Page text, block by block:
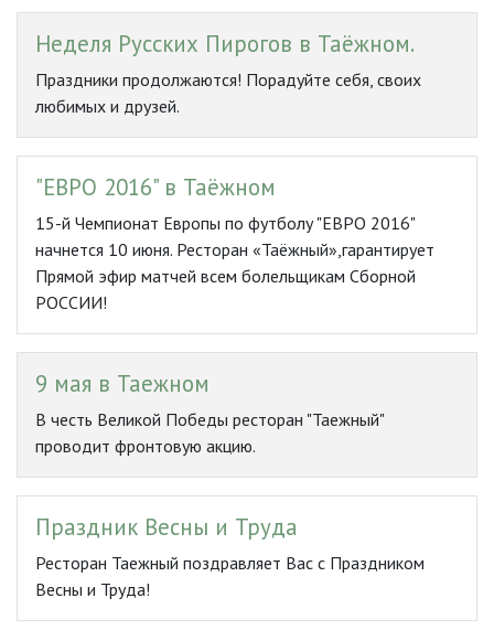
Неделя Русских Пирогов в Таёжном.
Праздники продолжаются! Порадуйте себя, своих
любимых и друзей.
"ЕВРО 2016" в Таёжном
15-й Чемпионат Европы по футболу "ЕВРО 2016"
начнется 10 июня. Ресторан «Таёжный»,гарантирует
Прямой эфир матчей всем болельщикам Сборной
РОССИИ!
9 мая в Таежном
В честь Великой Победы ресторан "Таежный"
проводит фронтовую акцию.
Праздник Весны и Труда
Ресторан Таежный поздравляет Вас с Праздником
Весны и Труда!